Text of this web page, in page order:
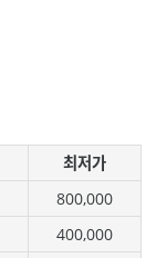
최저가
800,000
400,000